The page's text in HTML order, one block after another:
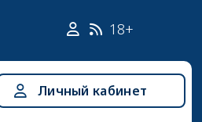
18+
Личный кабинет